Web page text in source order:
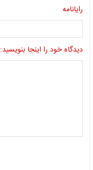
رایانامه
دیدگاه خود را اینجا بنویسید: